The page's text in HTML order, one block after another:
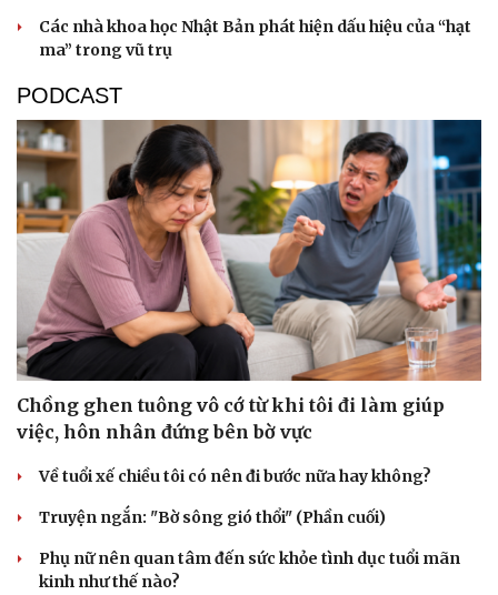
Các nhà khoa học Nhật Bản phát hiện dấu hiệu của “hạt
ma” trong vũ trụ
PODCAST
Chồng ghen tuông vô cớ từ khi tôi đi làm giúp
việc, hôn nhân đứng bên bờ vực
Về tuổi xế chiều tôi có nên đi bước nữa hay không?
Truyện ngắn: "Bờ sông gió thổi" (Phần cuối)
Phụ nữ nên quan tâm đến sức khỏe tình dục tuổi mãn
kinh như thế nào?